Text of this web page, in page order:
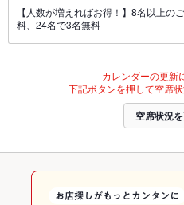
【人数が増えればお得！】8名以上の
料、24名で3名無料
カレンダーの更新
下記ボタンを押して空席
空席状況